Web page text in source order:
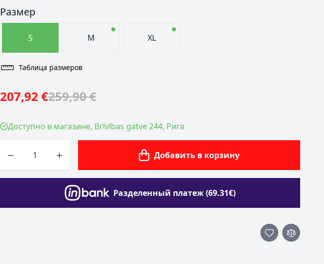
Размер
S M XL
Таблица размеров
207,92 €259,90 €
Доступно в магазине, Brīvības gatve 244, Рига
Добавить в корзину
Разделенный платеж (69.31€)